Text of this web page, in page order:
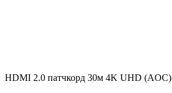
HDMI 2.0 патчкорд 30м 4K UHD (AOC)